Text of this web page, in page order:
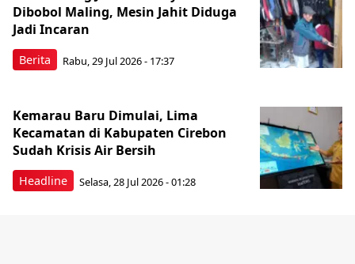
Berita
Dibobol Maling, Mesin Jahit Diduga
Jadi Incaran
Rabu, 29 Jul 2026 - 17:37
Headline
Kemarau Baru Dimulai, Lima
Kecamatan di Kabupaten Cirebon
Sudah Krisis Air Bersih
Selasa, 28 Jul 2026 - 01:28